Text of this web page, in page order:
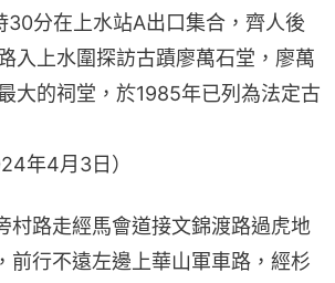
30分在上水站A出口集合，齊人後
入上水圍探訪古蹟廖萬石堂，廖萬
大的祠堂，於1985年已列為法定古
年4月3日）
村路走經馬會道接文錦渡路過虎地
前行不遠左邊上華山軍車路，經杉